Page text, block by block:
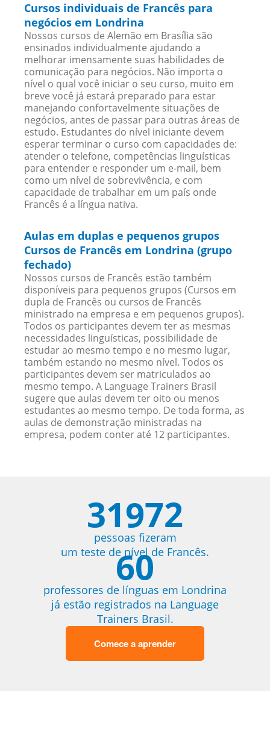
Cursos individuais de Francês para
negócios em Londrina
Nossos cursos de Alemão em Brasília são
ensinados individualmente ajudando a
melhorar imensamente suas habilidades de
comunicação para negócios. Não importa o
nível o qual você iniciar o seu curso, muito em
breve você já estará preparado para estar
manejando confortavelmente situações de
negócios, antes de passar para outras áreas de
estudo. Estudantes do nível iniciante devem
esperar terminar o curso com capacidades de:
atender o telefone, competências linguísticas
para entender e responder um e-mail, bem
como um nível de sobrevivência, e com
capacidade de trabalhar em um país onde
Francês é a língua nativa.
Aulas em duplas e pequenos grupos
Cursos de Francês em Londrina (grupo
fechado)
Nossos cursos de Francês estão também
disponíveis para pequenos grupos (Cursos em
dupla de Francês ou cursos de Francês
ministrado na empresa e em pequenos grupos).
Todos os participantes devem ter as mesmas
necessidades linguísticas, possibilidade de
estudar ao mesmo tempo e no mesmo lugar,
também estando no mesmo nível. Todos os
participantes devem ser matriculados ao
mesmo tempo. A Language Trainers Brasil
sugere que aulas devem ter oito ou menos
estudantes ao mesmo tempo. De toda forma, as
aulas de demonstração ministradas na
empresa, podem conter até 12 participantes.
31972
pessoas fizeram
um teste de nível de Francês.
60
professores de línguas em Londrina
já estão registrados na Language
Trainers Brasil.
Comece a aprender